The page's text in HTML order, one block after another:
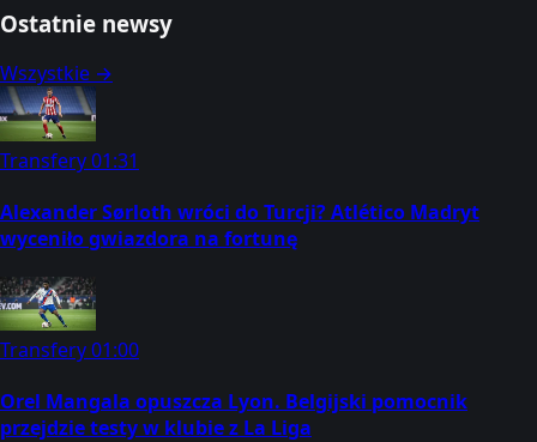
Ostatnie newsy
Wszystkie →
Transfery01:31
Alexander Sørloth wróci do Turcji? Atlético Madryt
wyceniło gwiazdora na fortunę
Transfery01:00
Orel Mangala opuszcza Lyon. Belgijski pomocnik
przejdzie testy w klubie z La Liga